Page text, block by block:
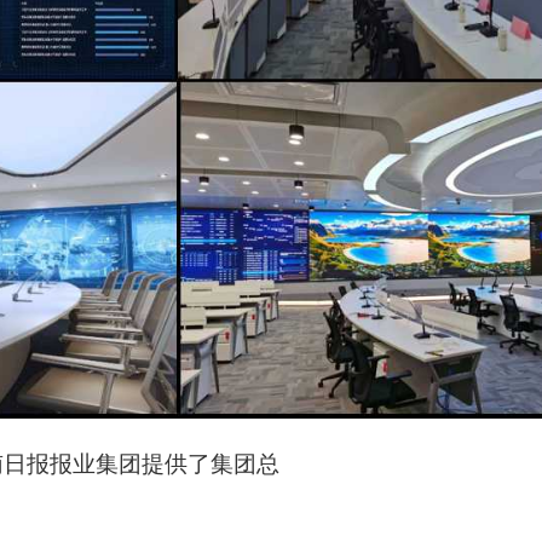
报报业集团提供了集团总